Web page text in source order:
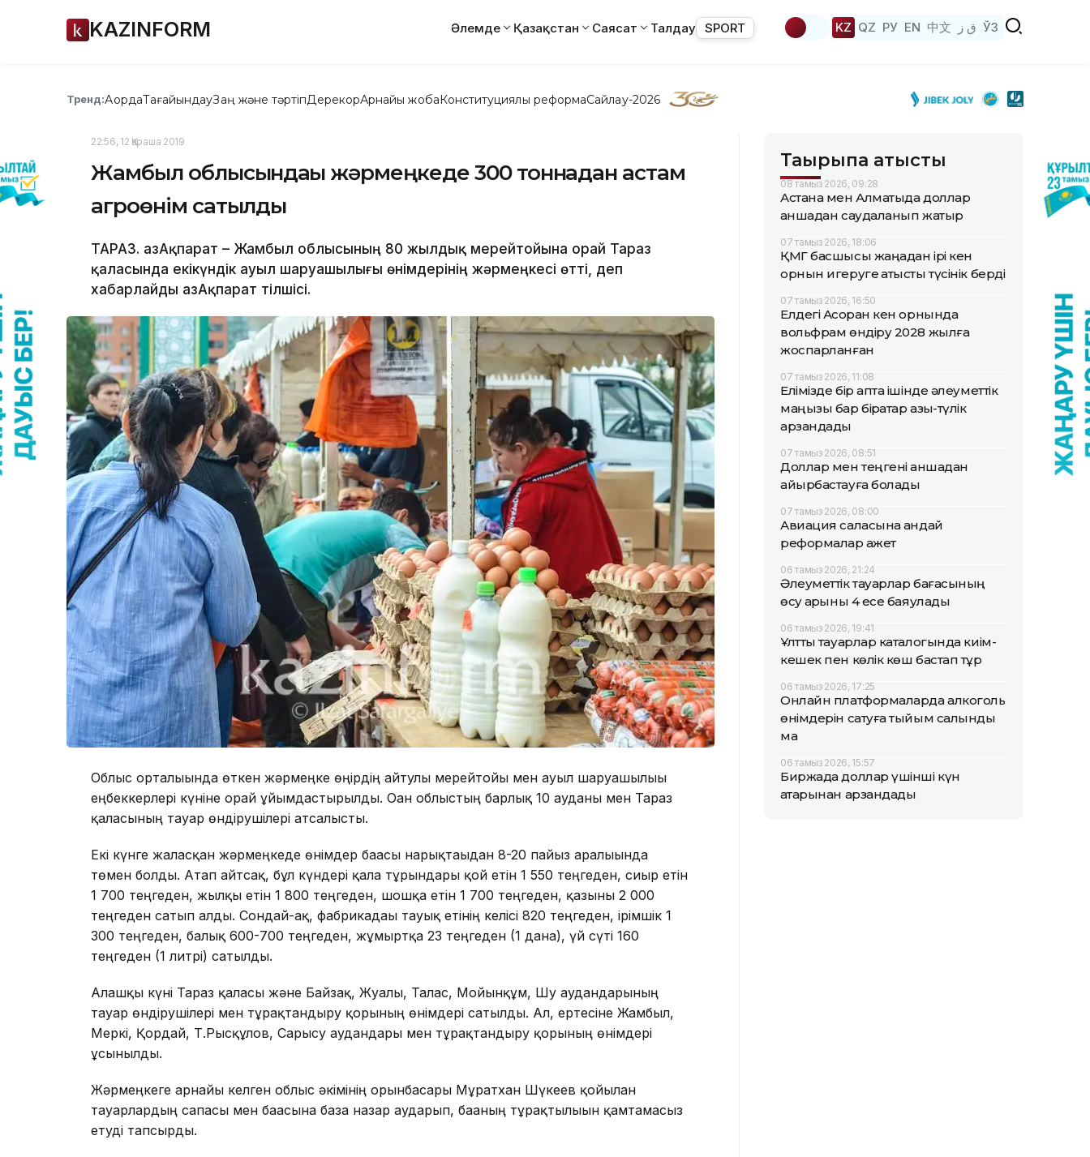
KAZINFORM Әлемде Қазақстан Саясат Талдау SPORT KZ QZ РУ EN 中文 ق ز ЎЗ
Тренд:АқордаТағайындауЗаң және тәртіпДерекқорАрнайы жобаКонституциялық реформаСайлау-2026
22:56, 12 Қараша 2019
Жамбыл облысындағы жәрмеңкеде 300 тоннадан астам
агроөнім сатылды
ТАРАЗ. ҚазАқпарат – Жамбыл облысының 80 жылдық мерейтойына орай Тараз
қаласында екікүндік ауыл шаруашылығы өнімдерінің жәрмеңкесі өтті, деп
хабарлайды ҚазАқпарат тілшісі.
Облыс орталығында өткен жәрмеңке өңірдің айтулы мерейтойы мен ауыл шаруашылығы
еңбеккерлері күніне орай ұйымдастырылды. Оған облыстың барлық 10 ауданы мен Тараз
қаласының тауар өндірушілері атсалысты.
Екі күнге жалғасқан жәрмеңкеде өнімдер бағасы нарықтағыдан 8-20 пайыз аралығында
төмен болды. Атап айтсақ, бұл күндері қала тұрғындары қой етін 1 550 теңгеден, сиыр етін
1 700 теңгеден, жылқы етін 1 800 теңгеден, шошқа етін 1 700 теңгеден, қазыны 2 000
теңгеден сатып алды. Сондай-ақ, фабрикадағы тауық етінің келісі 820 теңгеден, ірімшік 1
300 теңгеден, балық 600-700 теңгеден, жұмыртқа 23 теңгеден (1 дана), үй сүті 160
теңгеден (1 литрі) сатылды.
Алғашқы күні Тараз қаласы және Байзақ, Жуалы, Талас, Мойынқұм, Шу аудандарының
тауар өндірушілері мен тұрақтандыру қорының өнімдері сатылды. Ал, ертесіне Жамбыл,
Меркі, Қордай, Т.Рысқұлов, Сарысу аудандары мен тұрақтандыру қорының өнімдері
ұсынылды.
Жәрмеңкеге арнайы келген облыс әкімінің орынбасары Мұратхан Шүкеев қойылған
тауарлардың сапасы мен бағасына база назар аударып, бағаның тұрақтылығын қамтамасыз
етуді тапсырды.
Тақырыпқа қатысты
08 тамыз 2026, 09:28
Астана мен Алматыда доллар
қаншадан саудаланып жатыр
07 тамыз 2026, 18:06
ҚМГ басшысы жаңадан ірі кен
орнын игеруге қатысты түсінік берді
07 тамыз 2026, 16:50
Елдегі Ақсоран кен орнында
вольфрам өндіру 2028 жылға
жоспарланған
07 тамыз 2026, 11:08
Елімізде бір апта ішінде әлеуметтік
маңызы бар бірқатар азық-түлік
арзандады
07 тамыз 2026, 08:51
Доллар мен теңгені қаншадан
айырбастауға болады
07 тамыз 2026, 08:00
Авиация саласына қандай
реформалар қажет
06 тамыз 2026, 21:24
Әлеуметтік тауарлар бағасының
өсу қарқыны 4 есе баяулады
06 тамыз 2026, 19:41
Ұлттық тауарлар каталогында киім-
кешек пен көлік көш бастап тұр
06 тамыз 2026, 17:25
Онлайн платформаларда алкоголь
өнімдерін сатуға тыйым салынды
ма
06 тамыз 2026, 15:57
Биржада доллар үшінші күн
қатарынан арзандады